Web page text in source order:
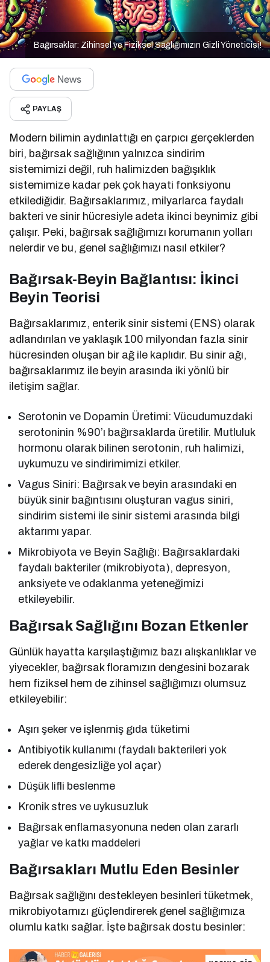
Bağırsaklar: Zihinsel ve Fiziksel Sağlığımızın Gizli Yöneticisi!
PAYLAŞ
Modern bilimin aydınlattığı en çarpıcı gerçeklerden
biri, bağırsak sağlığının yalnızca sindirim
sistemimizi değil, ruh halimizden bağışıklık
sistemimize kadar pek çok hayati fonksiyonu
etkilediğidir. Bağırsaklarımız, milyarlarca faydalı
bakteri ve sinir hücresiyle adeta ikinci beynimiz gibi
çalışır. Peki, bağırsak sağlığımızı korumanın yolları
nelerdir ve bu, genel sağlığımızı nasıl etkiler?
Bağırsak-Beyin Bağlantısı: İkinci
Beyin Teorisi
Bağırsaklarımız, enterik sinir sistemi (ENS) olarak
adlandırılan ve yaklaşık 100 milyondan fazla sinir
hücresinden oluşan bir ağ ile kaplıdır. Bu sinir ağı,
bağırsaklarımız ile beyin arasında iki yönlü bir
iletişim sağlar.
Serotonin ve Dopamin Üretimi: Vücudumuzdaki
serotoninin %90’ı bağırsaklarda üretilir. Mutluluk
hormonu olarak bilinen serotonin, ruh halimizi,
uykumuzu ve sindirimimizi etkiler.
Vagus Siniri: Bağırsak ve beyin arasındaki en
büyük sinir bağıntısını oluşturan vagus siniri,
sindirim sistemi ile sinir sistemi arasında bilgi
aktarımı yapar.
Mikrobiyota ve Beyin Sağlığı: Bağırsaklardaki
faydalı bakteriler (mikrobiyota), depresyon,
anksiyete ve odaklanma yeteneğimizi
etkileyebilir.
Bağırsak Sağlığını Bozan Etkenler
Günlük hayatta karşılaştığımız bazı alışkanlıklar ve
yiyecekler, bağırsak floramızın dengesini bozarak
hem fiziksel hem de zihinsel sağlığımızı olumsuz
etkileyebilir:
Aşırı şeker ve işlenmiş gıda tüketimi
Antibiyotik kullanımı (faydalı bakterileri yok
ederek dengesizliğe yol açar)
Düşük lifli beslenme
Kronik stres ve uykusuzluk
Bağırsak enflamasyonuna neden olan zararlı
yağlar ve katkı maddeleri
Bağırsakları Mutlu Eden Besinler
Bağırsak sağlığını destekleyen besinleri tüketmek,
mikrobiyotamızı güçlendirerek genel sağlığımıza
olumlu katkı sağlar. İşte bağırsak dostu besinler: